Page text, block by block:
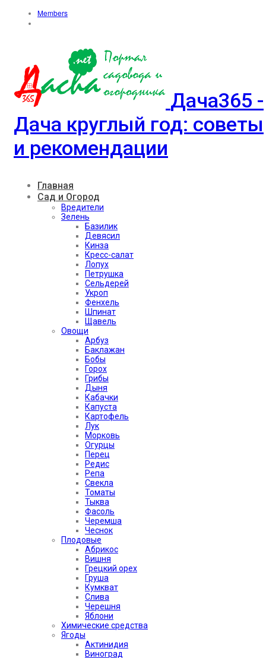
Members
Дача365 -
Дача круглый год: советы
и рекомендации
Главная
Сад и Огород
Вредители
Зелень
Базилик
Девясил
Кинза
Кресс-салат
Лопух
Петрушка
Сельдерей
Укроп
Фенхель
Шпинат
Щавель
Овощи
Арбуз
Баклажан
Бобы
Горох
Грибы
Дыня
Кабачки
Капуста
Картофель
Лук
Морковь
Огурцы
Перец
Редис
Репа
Свекла
Томаты
Тыква
Фасоль
Черемша
Чеснок
Плодовые
Абрикос
Вишня
Грецкий орех
Груша
Кумкват
Слива
Черешня
Яблони
Химические средства
Ягоды
Актинидия
Виноград